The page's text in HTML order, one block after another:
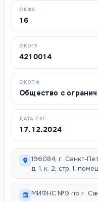
ОКФС
16
ОКОГУ
4210014
ОКОПФ
Общество с
ДАТА РЕГ.
17.12.2024
196084, г. Санкт-
д. 1, к. 2, стр. 1,
МИФНС №9 по г.